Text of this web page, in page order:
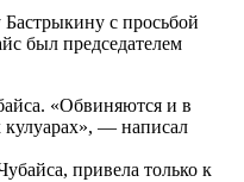
с просьбой
был председателем
«Обвиняются и в
кулуарах», — написал
привела только к